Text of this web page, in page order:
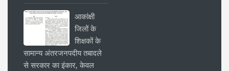
आकांक्षी
जिलों के
शिक्षकों के
सामान्य अंतरजनपदीय तबादले
से सरकार का इंकार, केवल